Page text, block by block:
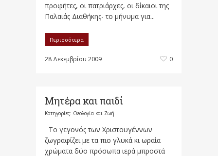
προφήτες, οι πατριάρχες, οι δίκαιοι της
Παλαιάς Διαθήκης- το μήνυμα για...
Περισσότερα
28 Δεκεμβρίου 2009 0
Μητέρα και παιδί
Κατηγορίες: Θεολογία και Ζωή
Το γεγονός των Χριστουγέννων
ζωγραφίζει με τα πιο γλυκά κι ωραία
χρώματα δύο πρόσωπα ιερά μπροστά